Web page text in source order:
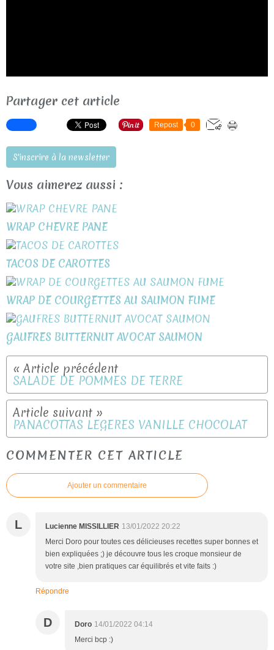
Partager cet article
Repost 0
S'inscrire à la newsletter
Vous aimerez aussi :
WRAP CHEVRE PANE
TACOS DE CAROTTES
WRAP DE COURGETTES AU SAUMON FUME
GAUFRES BUTTERNUT AVOCAT SAUMON
SALADE DE POMMES DE TERRE
PANACOTTAS LÉGÈRES VANILLE CHOCOLAT
COMMENTER CET ARTICLE
Ajouter un commentaire
L Lucienne MISSILLIER 13/01/2022 20:22
Merci Doro pour toutes ces délicieuses recettes super bonnes et
bien expliquées ;) je découvre tous les croque monsieur de
votre site ,bien pratiques car équilibrés et vite faits :)
Répondre
D Doro 14/01/2022 04:14
Merci bcp :)